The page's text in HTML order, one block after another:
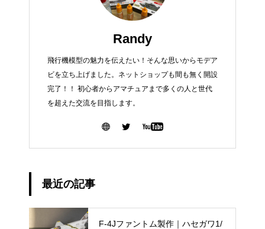
Randy
飛行機模型の魅力を伝えたい！そんな思いからモデア
ビを立ち上げました。ネットショップも間も無く開設
完了！！ 初心者からアマチュアまで多くの人と世代
を超えた交流を目指します。
最近の記事
F-4Jファントム製作｜ハセガワ1/